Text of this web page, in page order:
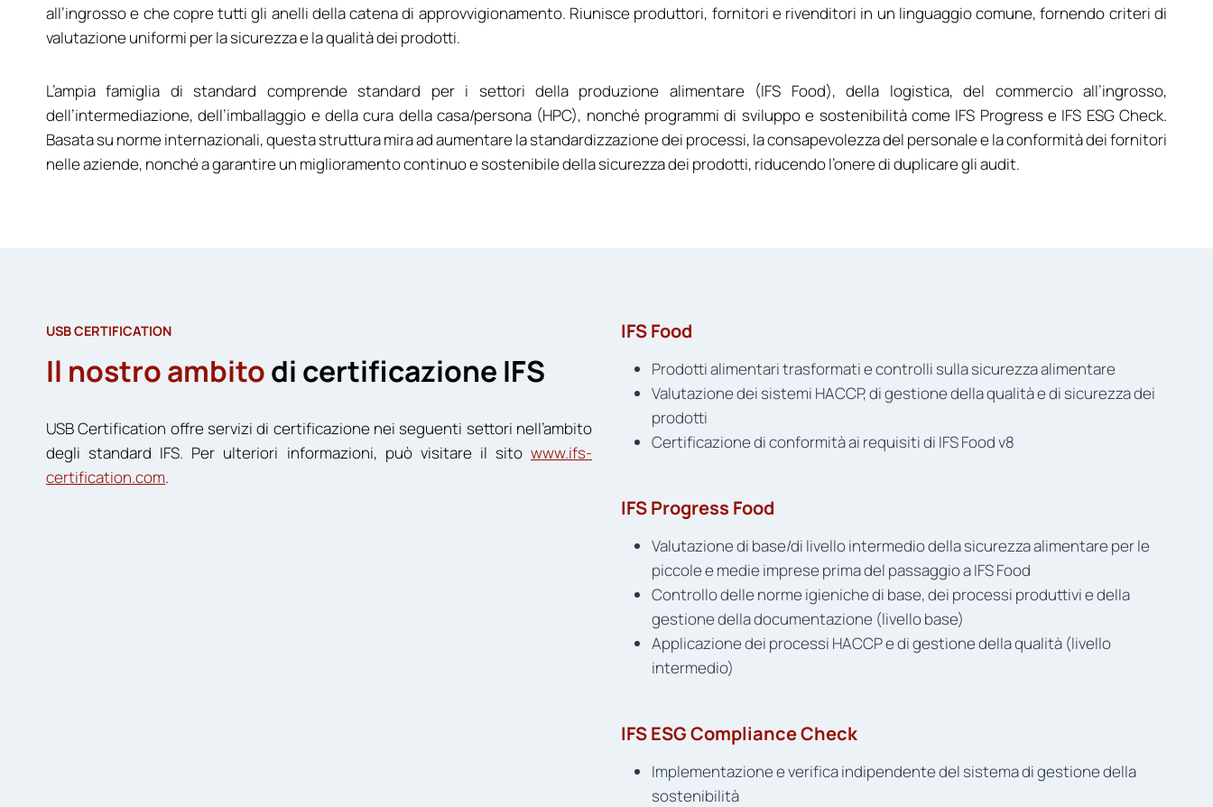
all’ingrosso e che copre tutti gli anelli della catena di approvvigionamento. Riunisce produttori, fornitori e rivenditori in un linguaggio comune, fornendo criteri di
valutazione uniformi per la sicurezza e la qualità dei prodotti.
L’ampia famiglia di standard comprende standard per i settori della produzione alimentare (IFS Food), della logistica, del commercio all’ingrosso,
dell’intermediazione, dell’imballaggio e della cura della casa/persona (HPC), nonché programmi di sviluppo e sostenibilità come IFS Progress e IFS ESG Check.
Basata su norme internazionali, questa struttura mira ad aumentare la standardizzazione dei processi, la consapevolezza del personale e la conformità dei fornitori
nelle aziende, nonché a garantire un miglioramento continuo e sostenibile della sicurezza dei prodotti, riducendo l’onere di duplicare gli audit.
USB CERTIFICATION
Il nostro ambitodi certificazione IFS
USB Certification offre servizi di certificazione nei seguenti settori nell’ambito
degli standard IFS. Per ulteriori informazioni, può visitare il sito www.ifs-
certification.com.
IFS Food
Prodotti alimentari trasformati e controlli sulla sicurezza alimentare
Valutazione dei sistemi HACCP, di gestione della qualità e di sicurezza dei
prodotti
Certificazione di conformità ai requisiti di IFS Food v8
IFS Progress Food
Valutazione di base/di livello intermedio della sicurezza alimentare per le
piccole e medie imprese prima del passaggio a IFS Food
Controllo delle norme igieniche di base, dei processi produttivi e della
gestione della documentazione (livello base)
Applicazione dei processi HACCP e di gestione della qualità (livello
intermedio)
IFS ESG Compliance Check
Implementazione e verifica indipendente del sistema di gestione della
sostenibilità